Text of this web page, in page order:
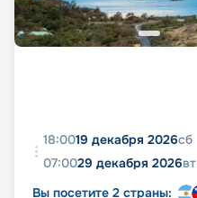
18:0019 декабря 2026сб
07:0029 декабря 2026вт
Вы посетите 2 страны: